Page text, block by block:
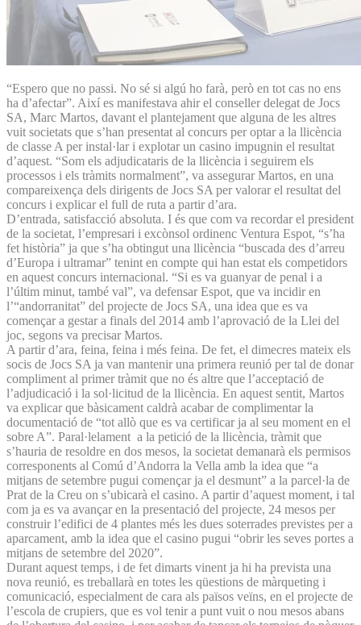
“Espero que no passi. No sé si algú ho farà, però en tot cas no ens
ha d’afectar”. Així es manifestava ahir el conseller delegat de Jocs
SA, Marc Martos, davant el plantejament que alguna de les altres
vuit societats que s’han presentat al concurs per optar a la llicència
de classe A per instal·lar i explotar un casino impugnin el resultat
d’aquest. “Som els adjudicataris de la llicència i seguirem els
processos i els tràmits normalment”, va assegurar Martos, en una
compareixença dels dirigents de Jocs SA per valorar el resultat del
concurs i explicar el full de ruta a partir d’ara.
D’entrada, satisfacció absoluta. I és que com va recordar el president
de la societat, l’empresari i excònsol ordinenc Ventura Espot, “s’ha
fet història” ja que s’ha obtingut una llicència “buscada des d’arreu
d’Europa i ultramar” tenint en compte qui han estat els competidors
en aquest concurs internacional. “Si es va guanyar de penal i a
l’últim minut, també val”, va defensar Espot, que va incidir en
l’“andorranitat” del projecte de Jocs SA, una idea que es va
començar a gestar a finals del 2014 amb l’aprovació de la Llei del
joc, segons va precisar Martos.
A partir d’ara, feina, feina i més feina. De fet, el dimecres mateix els
socis de Jocs SA ja van mantenir una primera reunió per tal de donar
compliment al primer tràmit que no és altre que l’acceptació de
l’adjudicació i la sol·licitud de la llicència. En aquest sentit, Martos
va explicar que bàsicament caldrà acabar de complimentar la
documentació de “tot allò que es va certificar ja al seu moment en el
sobre A”. Paral·lelament a la petició de la llicència, tràmit que
s’hauria de resoldre en dos mesos, la societat demanarà els permisos
corresponents al Comú d’Andorra la Vella amb la idea que “a
mitjans de setembre pugui començar ja el desmunt” a la parcel·la de
Prat de la Creu on s’ubicarà el casino. A partir d’aquest moment, i tal
com ja es va avançar en la presentació del projecte, 24 mesos per
construir l’edifici de 4 plantes més les dues soterrades previstes per a
aparcament, amb la idea que el casino pugui “obrir les seves portes a
mitjans de setembre del 2020”.
Durant aquest temps, i de fet dimarts vinent ja hi ha prevista una
nova reunió, es treballarà en totes les qüestions de màrqueting i
comunicació, especialment de cara als països veïns, en el projecte de
l’escola de crupiers, que es vol tenir a punt vuit o nou mesos abans